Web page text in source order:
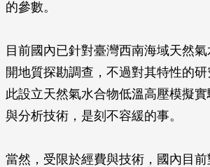
的參數。
目前國內已針對臺灣西南海域天然
開地質探勘調查，不過對其特性的
此設立天然氣水合物低溫高壓模擬
與分析技術，是刻不容緩的事。
當然，受限於經費與技術，國內目